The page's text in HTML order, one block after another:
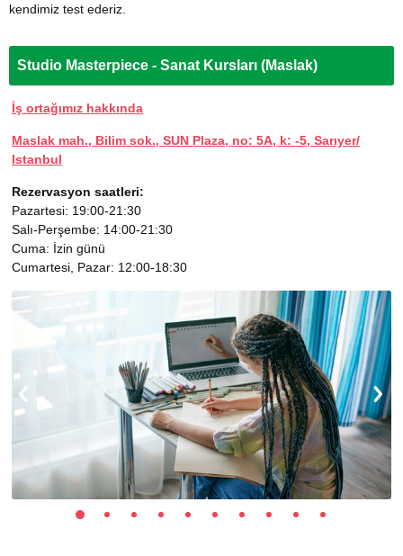
kendimiz test ederiz.
Studio Masterpiece - Sanat Kursları (Maslak)
İş ortağımız hakkında
Maslak mah., Bilim sok., SUN Plaza, no: 5A, k: -5, Sarıyer/
Іstanbul
Rezervasyon saatleri:
Pazartesi: 19:00-21:30
Salı-Perşembe: 14:00-21:30
Cuma: İzin günü
Cumartesi, Pazar: 12:00-18:30